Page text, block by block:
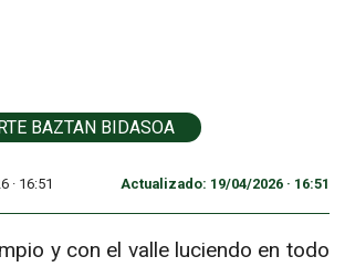
BAZTAN BIDASOA
· 16:51 Actualizado: 19/04/2026 · 16:51
y con el valle luciendo en todo